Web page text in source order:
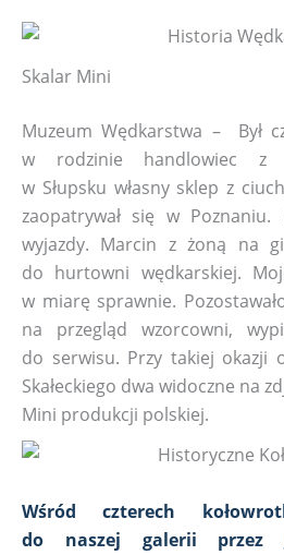
Skalar Mini
Muzeum Wędkarstwa – Był
w rodzinie handlowiec z
w Słupsku własny sklep z
zaopatrywał się w Poznaniu.
wyjazdy. Marcin z żoną na
do hurtowni wędkarskiej.
w miarę sprawnie.
na przegląd wzorcowni,
do serwisu. Przy takiej okazji
Skałeckiego dwa widoczne na
Mini produkcji polskiej.
Wśród czterech
do naszej galerii przez